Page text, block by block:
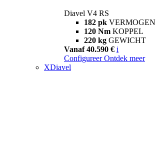
Diavel V4 RS
182 pk VERMOGEN
120 Nm KOPPEL
220 kg GEWICHT
Vanaf 40.590 € i
Configureer Ontdek meer
XDiavel